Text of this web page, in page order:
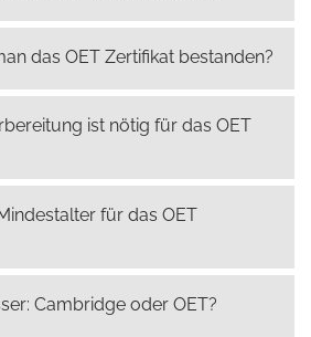
das OET Zertifikat bestanden?
ist nötig für das OET
für das OET
Cambridge oder OET?